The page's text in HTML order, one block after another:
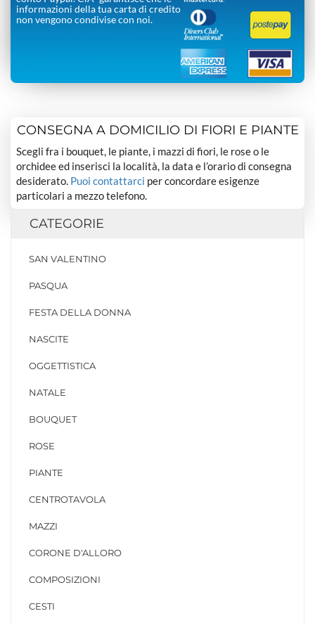
informazioni della tua carta di credito
non vengono condivise con noi.
CONSEGNA A DOMICILIO DI FIORI E PIANTE
Scegli fra i bouquet, le piante, i mazzi di fiori, le rose o le
orchidee ed inserisci la località, la data e l’orario di consegna
desiderato. Puoi contattarci per concordare esigenze
particolari a mezzo telefono.
CATEGORIE
SAN VALENTINO
PASQUA
FESTA DELLA DONNA
NASCITE
OGGETTISTICA
NATALE
BOUQUET
ROSE
PIANTE
CENTROTAVOLA
MAZZI
CORONE D'ALLORO
COMPOSIZIONI
CESTI